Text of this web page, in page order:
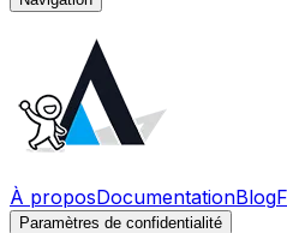
À proposDocumentationBlog
Paramètres de confidentialité